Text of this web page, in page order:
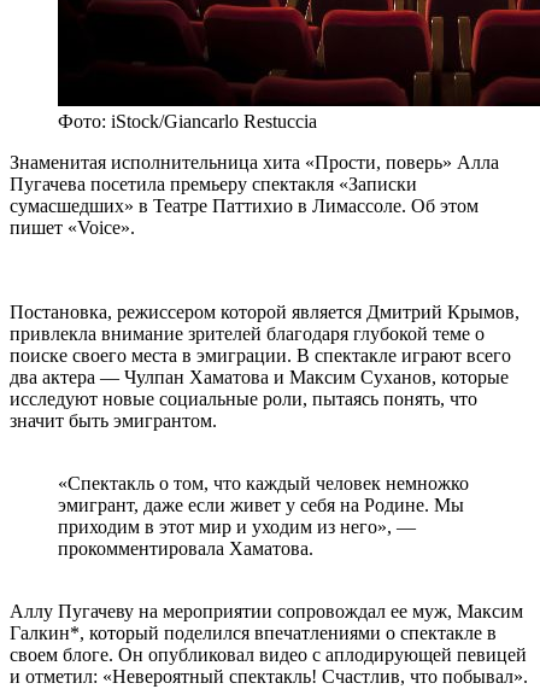
Фото: iStock/Giancarlo Restuccia
Знаменитая исполнительница хита «Прости, поверь» Алла
Пугачева посетила премьеру спектакля «Записки
сумасшедших» в Театре Паттихио в Лимассоле. Об этом
пишет «‎Voice».
Постановка, режиссером которой является Дмитрий Крымов,
привлекла внимание зрителей благодаря глубокой теме о
поиске своего места в эмиграции. В спектакле играют всего
два актера — Чулпан Хаматова и Максим Суханов, которые
исследуют новые социальные роли, пытаясь понять, что
значит быть эмигрантом.
«Спектакль о том, что каждый человек немножко
эмигрант, даже если живет у себя на Родине. Мы
приходим в этот мир и уходим из него», —
прокомментировала Хаматова.
Аллу Пугачеву на мероприятии сопровождал ее муж, Максим
Галкин*, который поделился впечатлениями о спектакле в
своем блоге. Он опубликовал видео с аплодирующей певицей
и отметил: «Невероятный спектакль! Счастлив, что побывал».